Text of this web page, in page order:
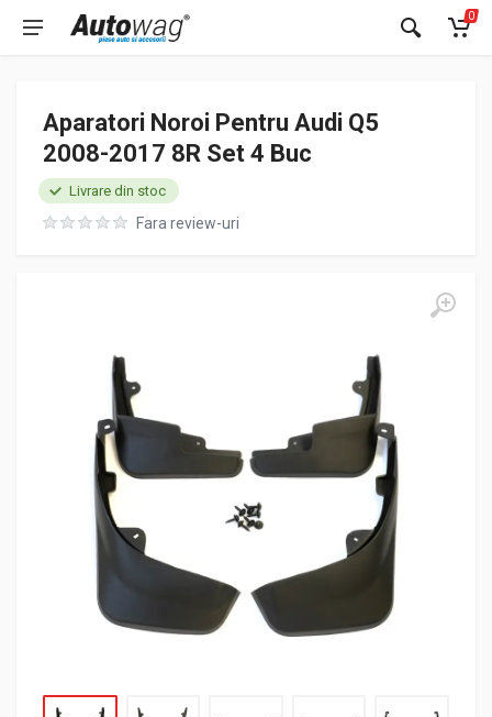
0
Aparatori Noroi Pentru Audi Q5
2008-2017 8R Set 4 Buc
Fara review-uri
Livrare din stoc